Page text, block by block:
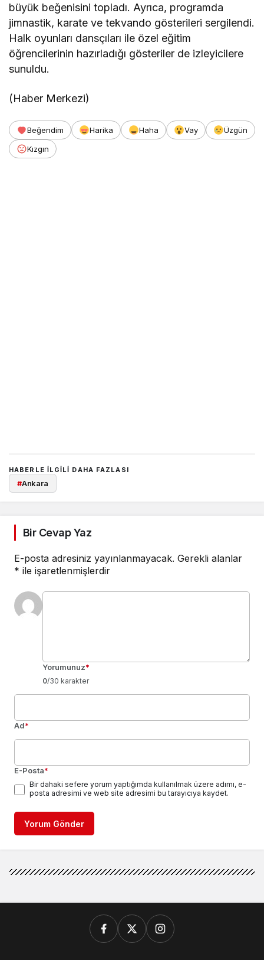
büyük beğenisini topladı. Ayrıca, programda
jimnastik, karate ve tekvando gösterileri sergilendi.
Halk oyunları dansçıları ile özel eğitim
öğrencilerinin hazırladığı gösteriler de izleyicilere
sunuldu.
(Haber Merkezi)
Beğendim Harika Haha Vay
Üzgün
Kızgın
HABERLE ILGILI DAHA FAZLASI
#Ankara
Bir Cevap Yaz
E-posta adresiniz yayınlanmayacak. Gerekli alanlar
* ile işaretlenmişlerdir
Yorumunuz*
0/30 karakter
Ad*
E-Posta*
Bir dahaki sefere yorum yaptığımda kullanılmak üzere adımı, e-
posta adresimi ve web site adresimi bu tarayıcıya kaydet.
Yorum Gönder